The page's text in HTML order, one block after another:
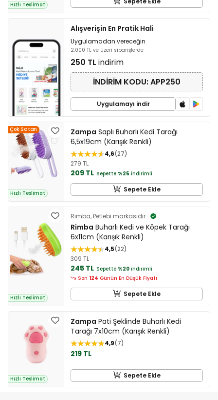
Hızlı Teslimat
Alışverişin En Pratik Hali
Uygulamadan vereceğin
2.000 TL ve üzeri siparişlerde
250 TL indirim
İNDİRİM KODU: APP250
Uygulamayı indir
Çok Satan
Hızlı Teslimat
Zampa Saplı Buharlı Kedi Tarağı
6,5x19cm (Karışık Renkli)
4,6 27
279 TL
209 TL Sepette %25 indirimli
Sepete Ekle
Hızlı Teslimat
Rimba, Petlebi markasıdır.
Rimba Buharlı Kedi ve Köpek Tarağı
6x11cm (Karışık Renkli)
4,5 22
309 TL
245 TL Sepette %20 indirimli
Son 124 Günün En Düşük Fiyatı
Sepete Ekle
Hızlı Teslimat
Zampa Pati Şeklinde Buharlı Kedi
Tarağı 7x10cm (Karışık Renkli)
4,9 7
219 TL
Sepete Ekle